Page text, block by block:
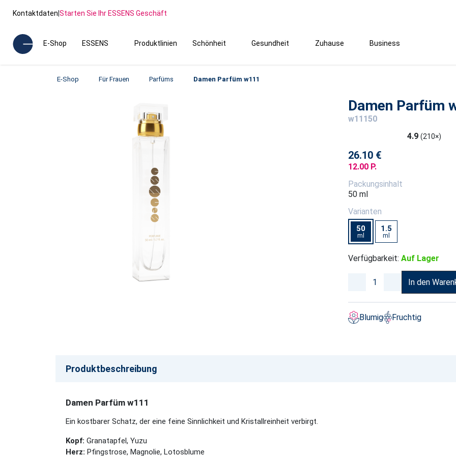
Kontaktdaten|Starten Sie Ihr ESSENS Geschäft
E-Shop ESSENS Produktlinien Schönheit Gesundheit Zuhause Business
E-Shop Für Frauen Parfüms Damen Parfüm w111
Damen Parfüm
w11150
4.9 (210×)
26.10 €
12.00 P.
Packungsinhalt
50 ml
Varianten
50
ml
1.5
ml
Verfügbarkeit: Auf Lager
In den
Blumig Fruchtig
Produktbeschreibung
Damen Parfüm w111
Ein kostbarer Schatz, der eine feine Sinnlichkeit und Kristallreinheit verbirgt.
Kopf: Granatapfel, Yuzu
Herz: Pfingstrose, Magnolie, Lotosblume